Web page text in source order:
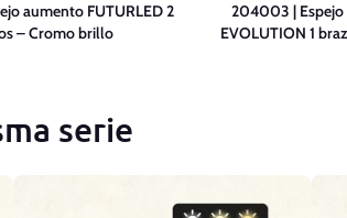
aumento FUTURLED 2
– Cromo brillo
204003 | Espejo
EVOLUTION 1
serie